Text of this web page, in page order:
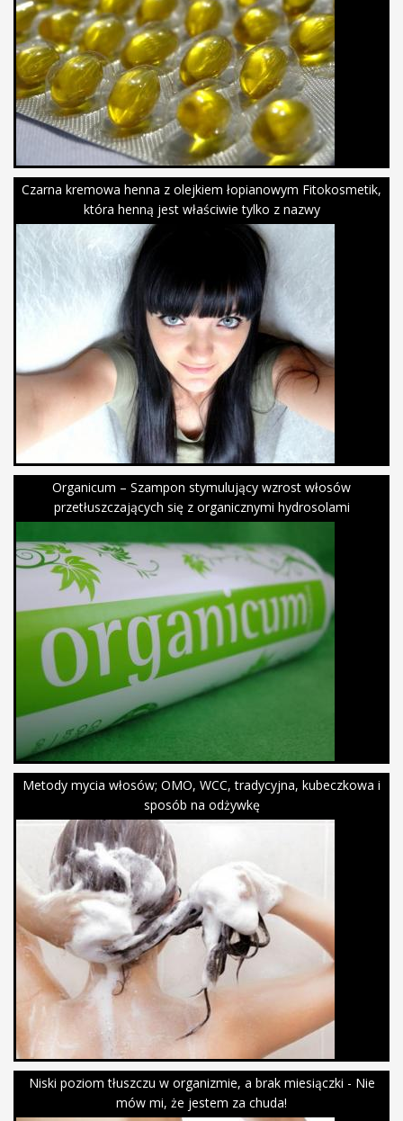
Czarna kremowa henna z olejkiem łopianowym Fitokosmetik,
która henną jest właściwie tylko z nazwy
Organicum – Szampon stymulujący wzrost włosów
przetłuszczających się z organicznymi hydrosolami
Metody mycia włosów; OMO, WCC, tradycyjna, kubeczkowa i
sposób na odżywkę
Niski poziom tłuszczu w organizmie, a brak miesiączki - Nie
mów mi, że jestem za chuda!